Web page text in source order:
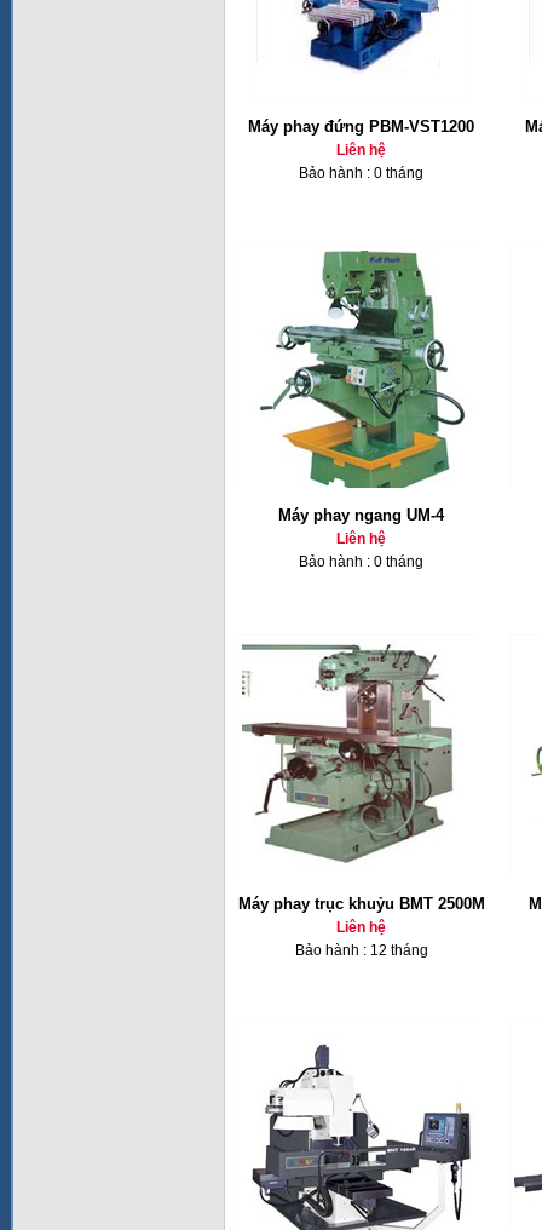
Máy phay đứng PBM-VST1200
Liên hệ
Bảo hành : 0 tháng
Máy phay ngang UM-4
Liên hệ
Bảo hành : 0 tháng
Máy phay trục khuỷu BMT 2500M
Liên hệ
Bảo hành : 12 tháng